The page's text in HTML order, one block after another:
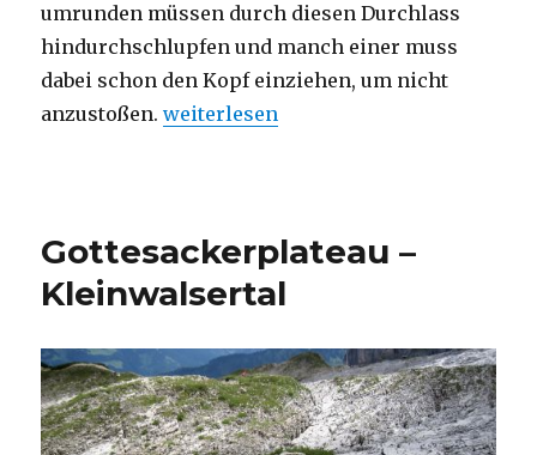
umrunden müssen durch diesen Durchlass
hindurchschlupfen und manch einer muss
dabei schon den Kopf einziehen, um nicht
anzustoßen.„Felsentor am Weißensee“
weiterlesen
Gottesackerplateau –
Kleinwalsertal